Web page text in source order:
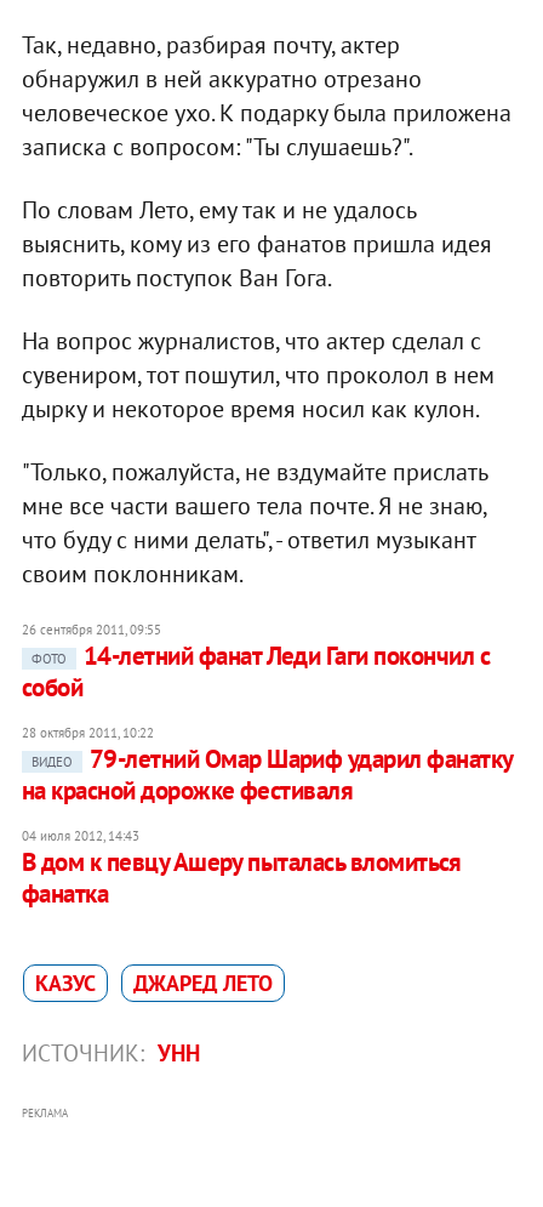
Так, недавно, разбирая почту, актер
обнаружил в ней аккуратно отрезано
человеческое ухо. К подарку была приложена
записка с вопросом: "Ты слушаешь?".
По словам Лето, ему так и не удалось
выяснить, кому из его фанатов пришла идея
повторить поступок Ван Гога.
На вопрос журналистов, что актер сделал с
сувениром, тот пошутил, что проколол в нем
дырку и некоторое время носил как кулон.
"Только, пожалуйста, не вздумайте прислать
мне все части вашего тела почте. Я не знаю,
что буду с ними делать", - ответил музыкант
своим поклонникам.
26 сентября 2011, 09:55
ФОТО
14-летний фанат Леди Гаги покончил с
собой
28 октября 2011, 10:22
ВИДЕО
79-летний Омар Шариф ударил фанатку
на красной дорожке фестиваля
04 июля 2012, 14:43
В дом к певцу Ашеру пыталась вломиться
фанатка
КАЗУС ДЖАРЕД ЛЕТО
ИСТОЧНИК: УНН
РЕКЛАМА